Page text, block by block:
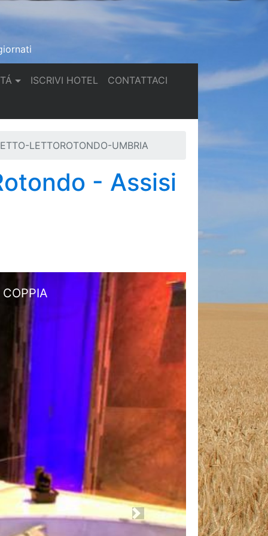
ISCRIVI HOTEL(current)
CONTATTACI(current)
LETTOROTONDO-UMBRIA
- Assisi
COPPIA